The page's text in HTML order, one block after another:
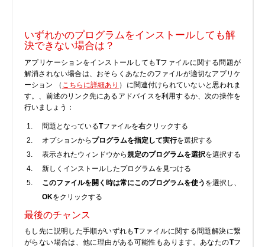
ベクトル画像ファイル
動画ファイル
インターネットファイル
ドライバのカテゴリー
BIOS
Bluetooth
カードリーダー
デジタルカメラ、インターネット
DVD /ブルーレイ・プレーヤー
HDD, SSD, NAS, USB
ジョイスティック、ゲームパッド
いずれかのプログラムをインストールしても解
決できない場合は？
アプリケーションをインストールしても Tファイルに関する問題が
解消されない場合は、おそらくあなたのファイルが適切なアプリケ
ーション （ こちらに詳細あり ）に関連付けられていないと思われま
す。、前述のリンク先にあるアドバイスを利用するか、次の操作を
行いましょう：
問題となっているTファイルを右クリックする
オプションから プログラムを指定して実行を選択する
表示されたウィンドウから規定のプログラムを選択を選択する
新しくインストールしたプログラムを見つける
このファイルを開く時は常にこのプログラムを使う を選択し、
OKをクリックする
最後のチャンス
もし先に説明した手順がいずれも Tファイルに関する問題解決に繋
がらない場合は、他に理由がある可能性もあります。あなたのTフ